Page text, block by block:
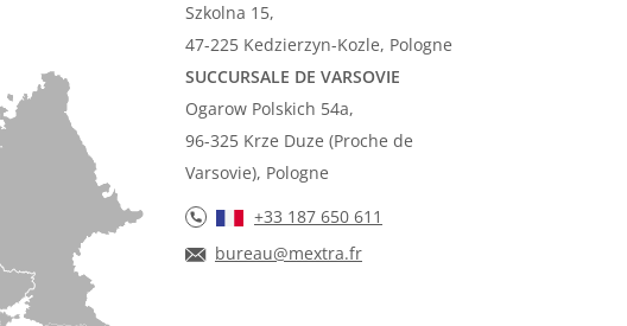
Szkolna 15,
47-225 Kedzierzyn-Kozle, Pologne
SUCCURSALE DE VARSOVIE
Ogarow Polskich 54a,
96-325 Krze Duze (Proche de
Varsovie), Pologne
+33 187 650 611
bureau@mextra.fr